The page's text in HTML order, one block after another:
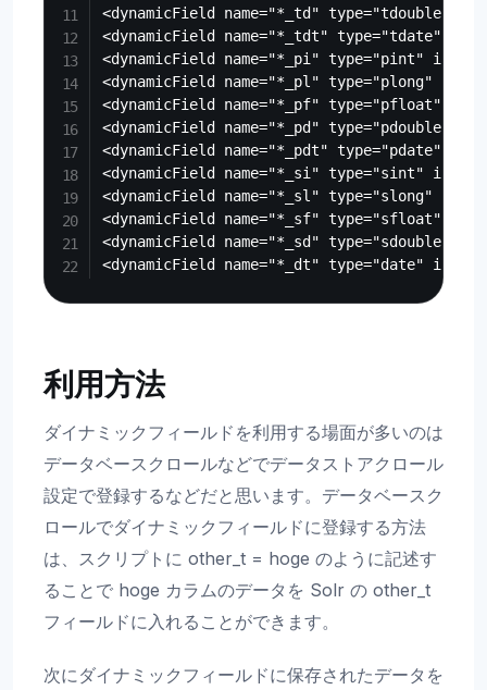
<dynamicField name="*_td" type="tdouble"
<dynamicField name="*_tdt" type="tdate"
<dynamicField name="*_pi" type="pint"
<dynamicField name="*_pl" type="plong"
<dynamicField name="*_pf" type="pfloat"
<dynamicField name="*_pd" type="pdouble"
<dynamicField name="*_pdt" type="pdate"
<dynamicField name="*_si" type="sint"
<dynamicField name="*_sl" type="slong"
<dynamicField name="*_sf" type="sfloat"
<dynamicField name="*_sd" type="sdouble"
利用方法
ダイナミックフィールドを利用する場面が多いのは
データベースクロールなどでデータストアクロール
設定で登録するなどだと思います。データベースク
ロールでダイナミックフィールドに登録する方法
は、スクリプトに other_t = hoge のように記述す
ることで hoge カラムのデータを Solr の other_t
フィールドに入れることができます。
次にダイナミックフィールドに保存されたデータを